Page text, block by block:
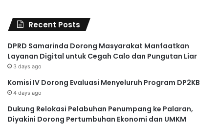
Recent Posts
DPRD Samarinda Dorong Masyarakat Manfaatkan
Layanan Digital untuk Cegah Calo dan Pungutan Liar
3 days ago
Komisi IV Dorong Evaluasi Menyeluruh Program DP2KB
4 days ago
Dukung Relokasi Pelabuhan Penumpang ke Palaran,
Diyakini Dorong Pertumbuhan Ekonomi dan UMKM